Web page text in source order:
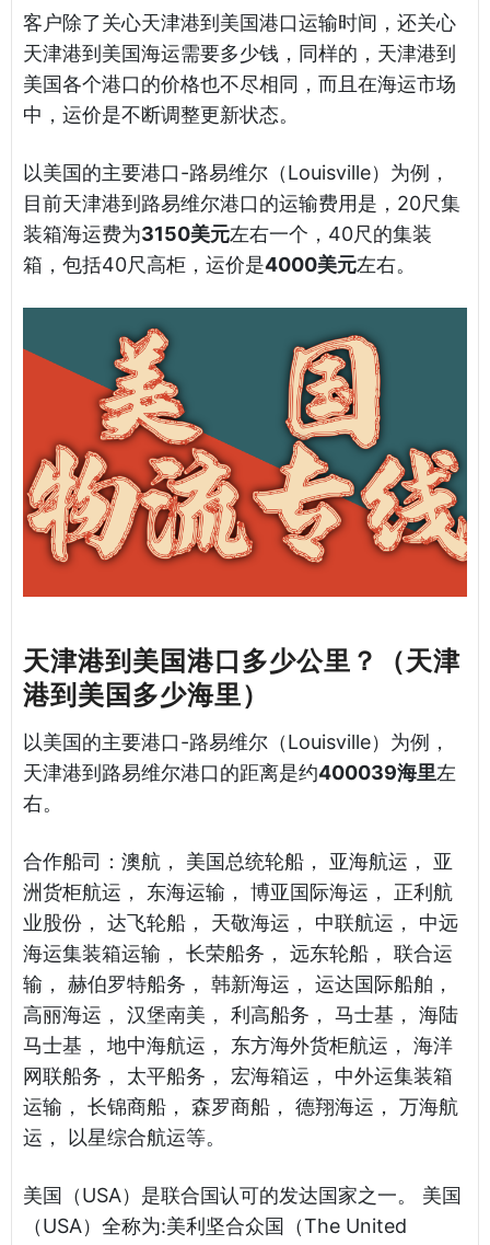
客户除了关心天津港到美国港口运输时间，还关心
天津港到美国海运需要多少钱，同样的，天津港到
美国各个港口的价格也不尽相同，而且在海运市场
中，运价是不断调整更新状态。
以美国的主要港口-路易维尔（Louisville）为例，
目前天津港到路易维尔港口的运输费用是，20尺集
装箱海运费为3150美元左右一个，40尺的集装
箱，包括40尺高柜，运价是4000美元左右。
天津港到美国港口多少公里？（天津
港到美国多少海里）
以美国的主要港口-路易维尔（Louisville）为例，
天津港到路易维尔港口的距离是约400039海里左
右。
合作船司：澳航， 美国总统轮船， 亚海航运， 亚
洲货柜航运， 东海运输， 博亚国际海运， 正利航
业股份， 达飞轮船， 天敬海运， 中联航运， 中远
海运集装箱运输， 长荣船务， 远东轮船， 联合运
输， 赫伯罗特船务， 韩新海运， 运达国际船舶，
高丽海运， 汉堡南美， 利高船务， 马士基， 海陆
马士基， 地中海航运， 东方海外货柜航运， 海洋
网联船务， 太平船务， 宏海箱运， 中外运集装箱
运输， 长锦商船， 森罗商船， 德翔海运， 万海航
运， 以星综合航运等。
美国（USA）是联合国认可的发达国家之一。 美国
（USA）全称为:美利坚合众国（The United